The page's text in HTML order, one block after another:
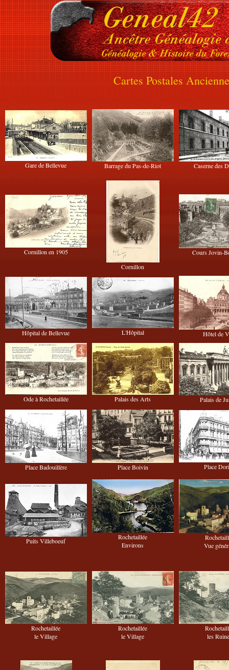
Cartes Postales
Gare de Bellevue Barrage du Pas-de-Riot Caserne des
Cornillon en 1905
Cornillon
Cours Jovin-
Hôpital de Bellevue L'Hôpital Hôtel de
Ode à Rochetaillée Palais des Arts Palais de
Place Badouillère Place Boivin Place
Puits Villeboeuf
Rochetaillée
Environs
Vue
Rochetaillée
le Village
Rochetaillée
le Village
les